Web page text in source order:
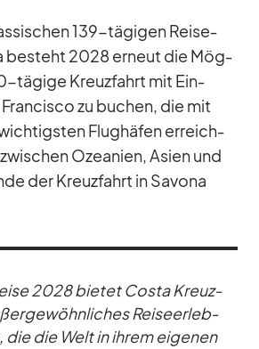
139-tä­gi­gen Rei­se­
be­steht 2028 er­neut die Mög­
tä­gige Kreuz­fahrt mit Ein­
zu bu­chen, die mit
Flug­hä­fen er­reich­
Ozea­nien, Asien und
der Kreuz­fahrt in Sa­vona
2028 bie­tet Costa Kreuz­
Rei­se­er­leb­
die die Welt in ih­rem ei­ge­nen